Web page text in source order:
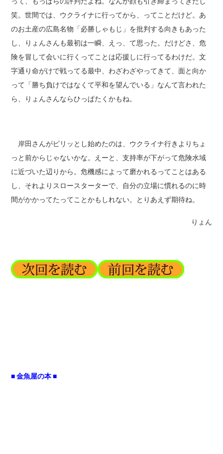
笑。世間では、ウクライナに行ってから、ってことだけど。あ
のお土産の広島名物「必勝しゃもじ」を批判する向きもあった
し、りょんさんも最初は一瞬、えっ、て思った。だけどさ、危
険を冒して会いに行くってことは応援しに行ってるわけだ。文
字通り命がけで戦ってる最中、わざわざやってきて、面と向か
って「勝ち負けではなくて平和を望んでいる」なんて言われた
ら、りょんさんならひっぱたくかもね。
岸田さんがピリッとし始めたのは、ウクライナ行きよりちょ
っと前からじゃないかな。えーと、支持率が下がって危険水域
に近づいた辺りから。危機感によって磨かれるってことはある
し、それよりスロースターターで、自分の立場に慣れるのに時
間がかかってたってことかもしれない。とりあえず期待ね。
りょん
■ 金魚屋の本 ■